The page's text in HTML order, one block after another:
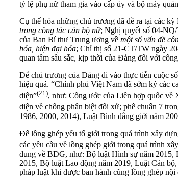
tỷ lệ phụ nữ tham gia vào cấp ủy và bộ máy
Cụ thể hóa những chủ trương đã đề ra tại các
trong công tác cán bộ nữ; Nghị quyết số 04-
của Ban Bí thư Trung ương về một số vấn đề
hóa, hiện đại hóa; Chỉ thị số 21-CT/TW ngày
quan tâm sâu sắc, kịp thời của Đảng đối với
Để chủ trương của Đảng đi vào thực tiễn cuộc
hiệu quả. “Chính phủ Việt Nam đã sớm ký các
diện”(21), như: Công ước của Liên hợp quốc về
diện về chống phân biệt đối xử; phê chuẩn 7
1986, 2000, 2014), Luật Bình đẳng giới năm
Để lồng ghép yếu tố giới trong quá trình xây
các yêu cầu về lồng ghép giới trong quá trình
dung về BĐG, như: Bộ luật Hình sự năm 2015,
2015, Bộ luật Lao động năm 2019, Luật Cán
pháp luật khi được ban hành cũng lồng ghép